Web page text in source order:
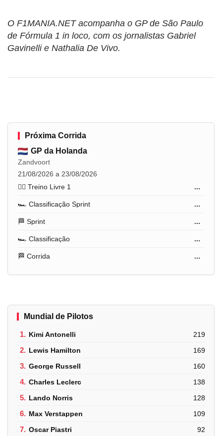
O F1MANIA.NET acompanha o GP de São Paulo
de Fórmula 1 in loco, com os jornalistas Gabriel
Gavinelli e Nathalia De Vivo.
Próxima Corrida
GP da Holanda
Zandvoort
21/08/2026 a 23/08/2026
🏋️‍♂️ Treino Livre 1
...
🏎️ Classificação Sprint ...
🏁 Sprint ...
🏎️ Classificação ...
🏁 Corrida ...
Mundial de Pilotos
1. Kimi Antonelli 219
2. Lewis Hamilton 169
3. George Russell 160
4. Charles Leclerc 138
5. Lando Norris 128
6. Max Verstappen 109
7. Oscar Piastri 92